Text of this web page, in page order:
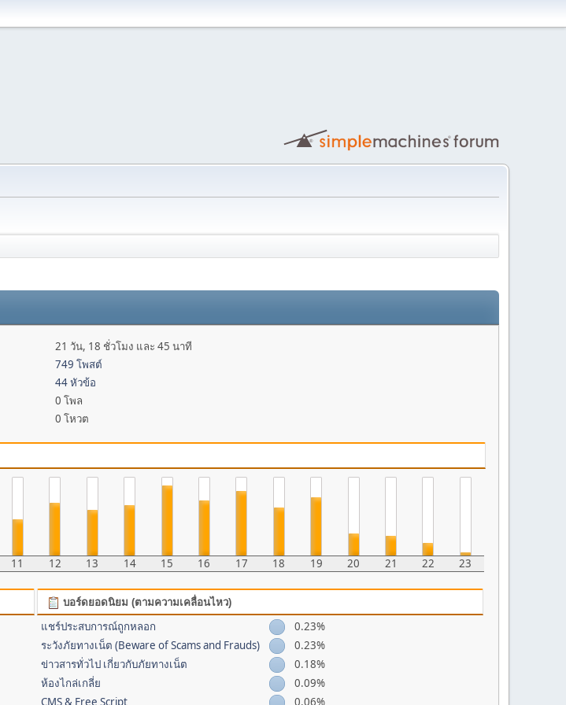
21 วัน, 18 ชั่วโมง และ 45 นาที
749 โพสต์
44 หัวข้อ
0 โพล
0 โหวต
11 12 13 14 15 16 17 18 19 20 21 22 23
บอร์ดยอดนิยม (ตามความเคลื่อนไหว)
แชร์ประสบการณ์ถูกหลอก
0.23%
ระวังภัยทางเน็ต (Beware of Scams and Frauds)
0.23%
ข่าวสารทั่วไป เกี่ยวกับภัยทางเน็ต
0.18%
ห้องไกล่เกลี่ย
0.09%
CMS & Free Script
0.06%